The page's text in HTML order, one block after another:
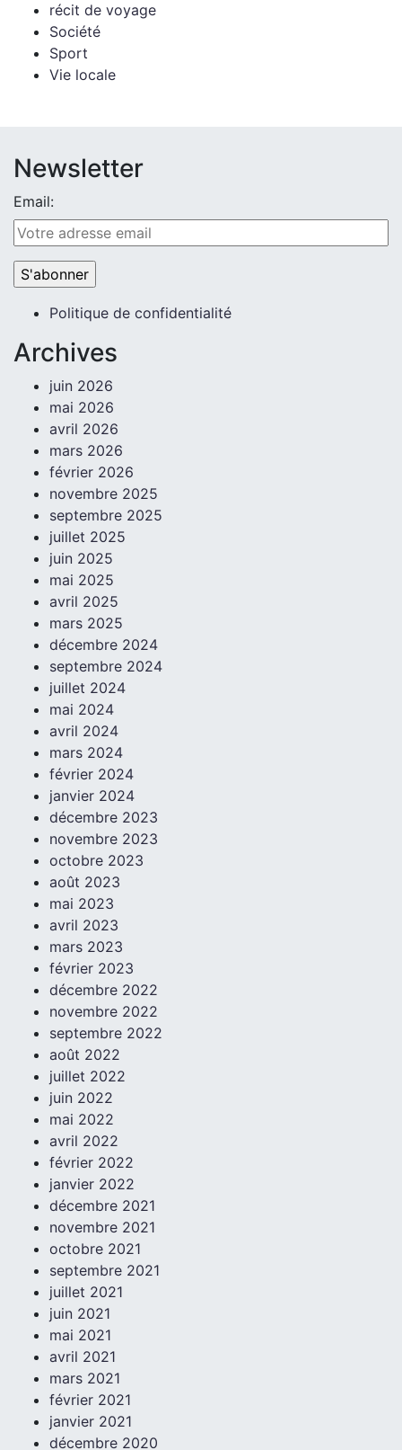
récit de voyage
Société
Sport
Vie locale
Newsletter
Email:
Politique de confidentialité
Archives
juin 2026
mai 2026
avril 2026
mars 2026
février 2026
novembre 2025
septembre 2025
juillet 2025
juin 2025
mai 2025
avril 2025
mars 2025
décembre 2024
septembre 2024
juillet 2024
mai 2024
avril 2024
mars 2024
février 2024
janvier 2024
décembre 2023
novembre 2023
octobre 2023
août 2023
mai 2023
avril 2023
mars 2023
février 2023
décembre 2022
novembre 2022
septembre 2022
août 2022
juillet 2022
juin 2022
mai 2022
avril 2022
février 2022
janvier 2022
décembre 2021
novembre 2021
octobre 2021
septembre 2021
juillet 2021
juin 2021
mai 2021
avril 2021
mars 2021
février 2021
janvier 2021
décembre 2020